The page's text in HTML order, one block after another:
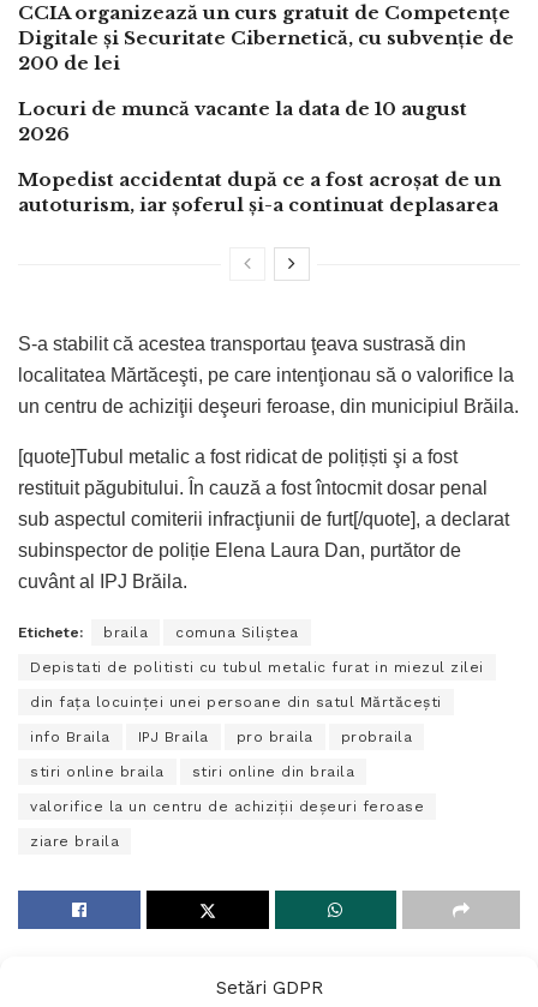
Setări GDPR
CCIA organizează un curs gratuit de Competențe
Digitale și Securitate Cibernetică, cu subvenție de
200 de lei
Locuri de muncă vacante la data de 10 august
2026
Mopedist accidentat după ce a fost acroșat de un
autoturism, iar șoferul și-a continuat deplasarea
S-a stabilit că acestea transportau ţeava sustrasă din
localitatea Mărtăceşti, pe care intenţionau să o valorifice la
un centru de achiziţii deşeuri feroase, din municipiul Brăila.
[quote]Tubul metalic a fost ridicat de polițiști şi a fost
restituit păgubitului. În cauză a fost întocmit dosar penal
sub aspectul comiterii infracţiunii de furt[/quote], a declarat
subinspector de poliție Elena Laura Dan, purtător de
cuvânt al IPJ Brăila.
Etichete: braila comuna Siliştea
Depistati de politisti cu tubul metalic furat in miezul zilei
din faţa locuinţei unei persoane din satul Mărtăceşti
info Braila IPJ Braila pro braila probraila
stiri online braila stiri online din braila
valorifice la un centru de achiziţii deşeuri feroase
ziare braila